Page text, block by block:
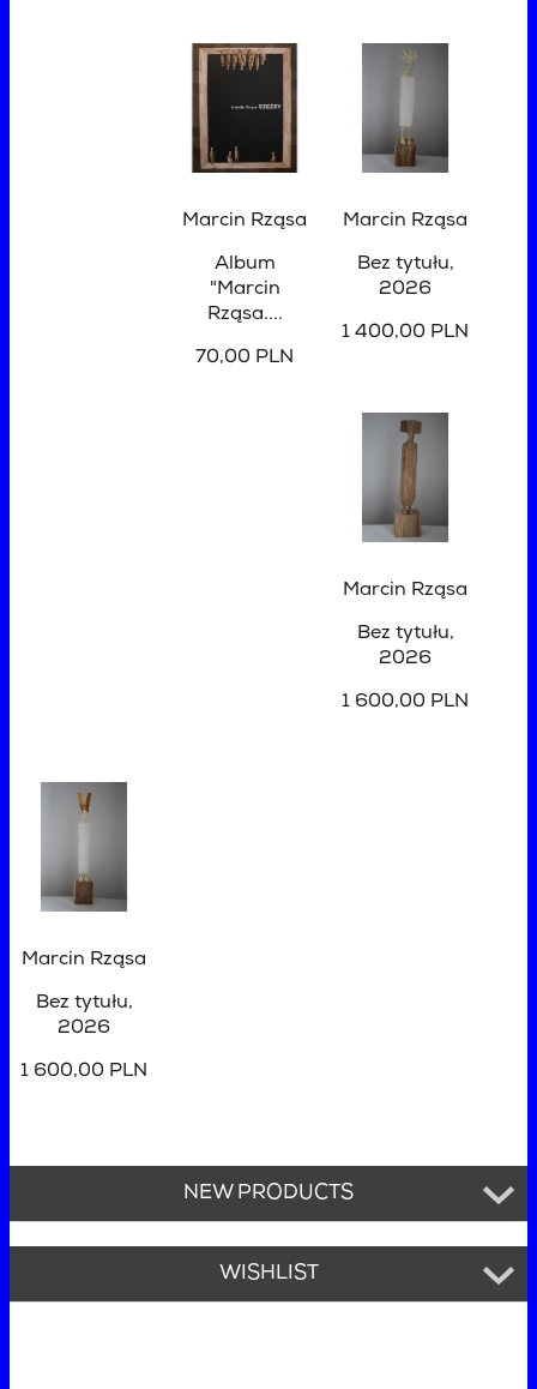
Marcin Rząsa
Album
"Marcin
Rząsa....
70,00 PLN
Marcin Rząsa
Bez tytułu,
2026
1 400,00 PLN
Marcin Rząsa
Bez tytułu,
2026
1 600,00 PLN
Marcin Rząsa
Bez tytułu,
2026
1 600,00 PLN
NEW PRODUCTS
WISHLIST